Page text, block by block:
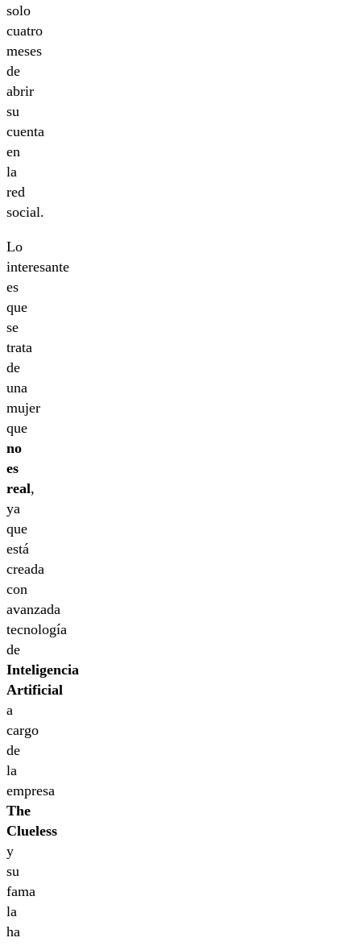
solo
cuatro
meses
de
abrir
su
cuenta
en
la
red
social.
Lo
interesante
es
que
se
trata
de
una
mujer
que
no
es
real,
ya
que
está
creada
con
avanzada
tecnología
de
Inteligencia
Artificial
a
cargo
de
la
empresa
The
Clueless
y
su
fama
la
ha